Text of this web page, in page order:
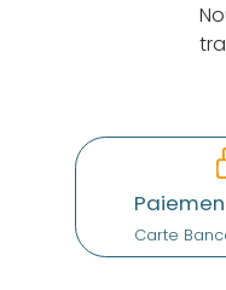
Carte